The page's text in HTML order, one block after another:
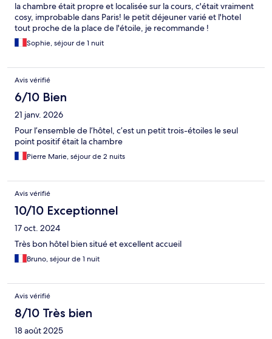
la chambre était propre et localisée sur la cours, c'était vraiment
cosy, improbable dans Paris! le petit déjeuner varié et l'hotel
tout proche de la place de l'étoile, je recommande !
Sophie, séjour de 1 nuit
Avis vérifié
6/10 Bien
21 janv. 2026
Pour l’ensemble de l’hôtel, c’est un petit trois-étoiles le seul
point positif était la chambre
Pierre Marie, séjour de 2 nuits
Avis vérifié
10/10 Exceptionnel
17 oct. 2024
Très bon hôtel bien situé et excellent accueil
Bruno, séjour de 1 nuit
Avis vérifié
8/10 Très bien
18 août 2025